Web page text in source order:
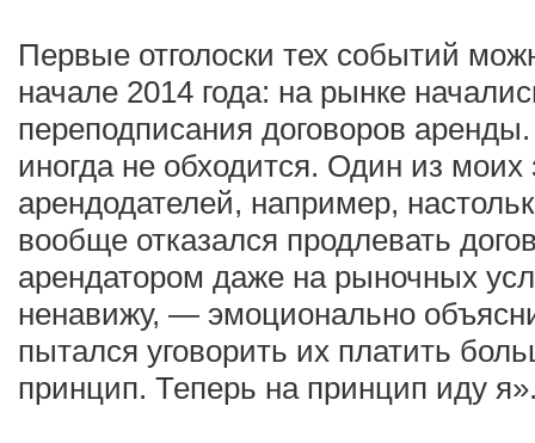
Первые отголоски тех событий
начале 2014 года: на рынке
переподписания договоров
иногда не обходится. Один из
арендодателей, например,
вообще отказался продлевать
арендатором даже на рыночных
ненавижу, — эмоционально
пытался уговорить их платить
принцип. Теперь на принцип иду